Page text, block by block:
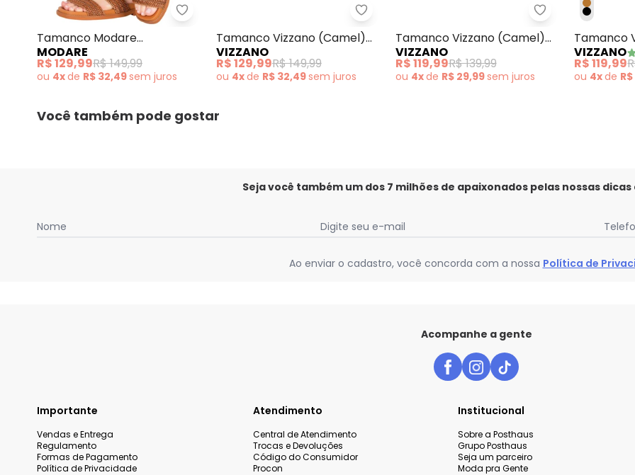
Tamanco Modare (Caramelo) em Sintético
Tamanco Modare
(Caramelo) em Sintético
MODARE
R$ 129,99R$ 149,99
ou 4xde R$ 32,49sem juros
Tamanco Vizzano (Camel) com Detalhe de Fivelas
Tamanco Vizzano (Camel)
com Detalhe de Fivelas
VIZZANO
R$ 129,99R$ 149,99
ou 4xde R$ 32,49sem juros
Tamanco
Tamanco Vizzano (Camel)
em Tecido Tramado
VIZZANO
R$ 119,99R$ 139,99
ou 4xde R$ 29,99sem juros
Tamanco
VIZZANO
R$ 119,99
ou 4xde
Você também pode gostar
Seja você também um dos 7 milhões de apaixonados pelas nossas
Nome Digite seu e-mail
Ao enviar o cadastro, você concorda com a nossa Política de
Acompanhe a gente
Importante
Vendas e Entrega
Regulamento
Formas de Pagamento
Política de Privacidade
Atendimento
Central de Atendimento
Trocas e Devoluções
Código do Consumidor
Procon
Institucional
Sobre a Posthaus
Grupo Posthaus
Seja um parceiro
Moda pra Gente